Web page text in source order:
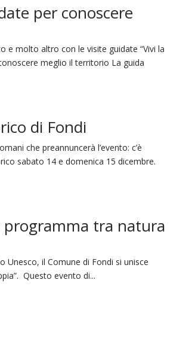
per conoscere
e molto altro con le visite guidate “Vivi la
meglio il territorio La guida
di Fondi
che preannuncerà l’evento: c’è
sabato 14 e domenica 15 dicembre.
programma tra natura
Unesco, il Comune di Fondi si unisce
Questo evento di...